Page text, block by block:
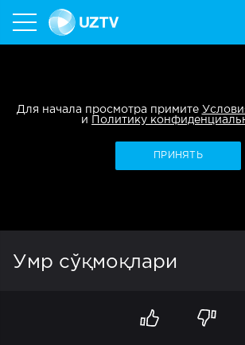
Для начала просмотра примите
и
Политику
ПРИНЯТЬ
Умр сўқмоқлари